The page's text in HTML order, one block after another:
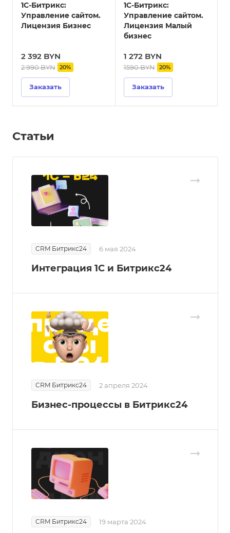
1С-Битрикс:
Управление сайтом.
Лицензия Бизнес
2 392 BYN
2 990 BYN 20%
Заказать
1С-Битрикс:
Управление сайтом.
Лицензия Малый
бизнес
1 272 BYN
1590 BYN 20%
Заказать
Статьи
CRM Битрикс24 6 мая 2024
Интеграция 1С и Битрикс24
CRM Битрикс24 2 апреля 2024
Бизнес-процессы в Битрикс24
CRM Битрикс24 19 марта 2024